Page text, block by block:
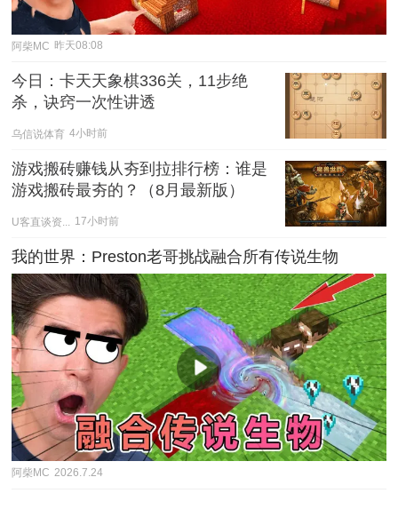
阿柴MC 昨天08:08
今日：卡天天象棋336关，11步绝
杀，诀窍一次性讲透
乌信说体育 4小时前
游戏搬砖赚钱从夯到拉排行榜：谁是
游戏搬砖最夯的？（8月最新版）
U客直谈资... 17小时前
我的世界：Preston老哥挑战融合所有传说生物
阿柴MC 2026.7.24